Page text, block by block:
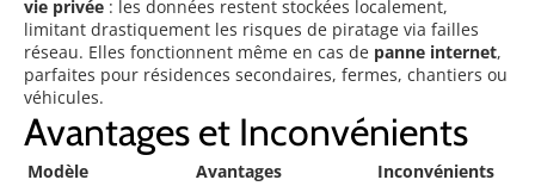
vie privée : les données restent stockées localement,
limitant drastiquement les risques de piratage via failles
réseau. Elles fonctionnent même en cas de panne internet,
parfaites pour résidences secondaires, fermes, chantiers ou
véhicules.
Avantages et Inconvénients
Modèle Avantages Inconvénients